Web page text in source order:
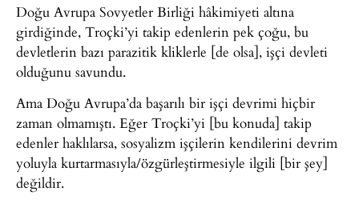
Doğu Avrupa Sovyetler Birliği hâkimiyeti altına
girdiğinde, Troçki’yi takip edenlerin pek çoğu, bu
devletlerin bazı parazitik kliklerle [de olsa], işçi devleti
olduğunu savundu.
Ama Doğu Avrupa’da başarılı bir işçi devrimi hiçbir
zaman olmamıştı. Eğer Troçki’yi [bu konuda] takip
edenler haklılarsa, sosyalizm işçilerin kendilerini devrim
yoluyla kurtarmasıyla/özgürleştirmesiyle ilgili [bir şey]
değildir.